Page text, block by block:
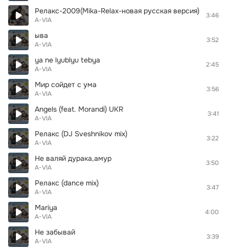
Релакс-2009(Mika-Relax-новая русская версия)
A-VIA
3:46
ыва
A-VIA
3:52
ya ne lyublyu tebya
A-VIA
2:45
Мир сойдет с ума
A-VIA
3:56
Angels (feat. Morandi) UKR
A-VIA
3:41
Релакс (DJ Sveshnikov mix)
A-VIA
3:22
Не валяй дурака,амур
A-VIA
3:50
Релакс (dance mix)
A-VIA
3:47
Mariya
A-VIA
4:00
Не забывай
A-VIA
3:39